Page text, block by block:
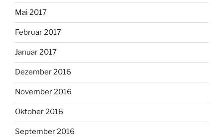
Mai 2017
Februar 2017
Januar 2017
Dezember 2016
November 2016
Oktober 2016
September 2016